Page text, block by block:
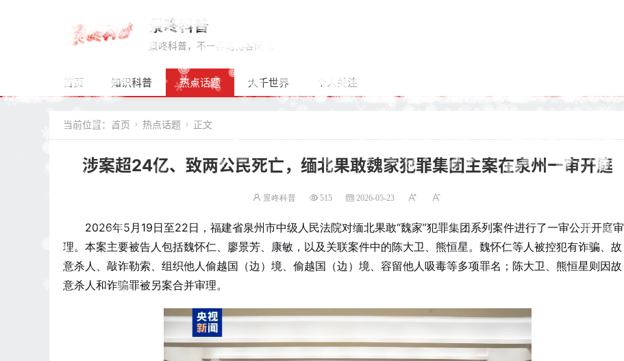
景咚科普
景咚科普，不一样的博客网站
首页 知识科普 热点话题 大千世界 个人关注
当前位置： 首页  热点话题  正文
涉案超24亿、致两公民死亡，缅北果敢魏家犯罪集团主案在泉州一审开庭
景咚科普 515 2026-05-23
2026年5月19日至22日，福建省泉州市中级人民法院对缅北果敢“魏家”犯罪集团系列案件进行了一审公开开庭审
理。本案主要被告人包括魏怀仁、廖景芳、康敏，以及关联案件中的陈大卫、熊恒星。魏怀仁等人被控犯有诈骗、故
意杀人、敲诈勒索、组织他人偷越国（边）境、偷越国（边）境、容留他人吸毒等多项罪名；陈大卫、熊恒星则因故
意杀人和诈骗罪被另案合并审理。